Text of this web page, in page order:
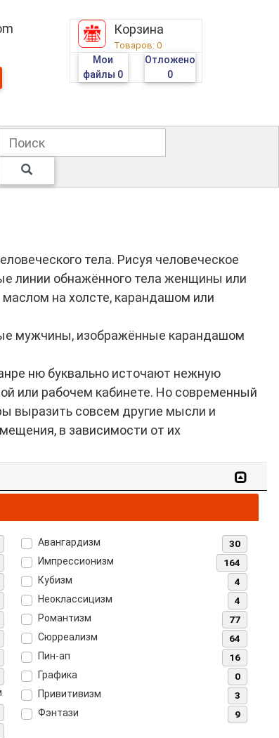
Корзина
Товаров:0
Мои
файлы 0
Отложено
0
тела. Рисуя человеческое
линии обнажённого тела женщины или
на холсте, карандашом или
мужчины, изображённые карандашом
ню буквально источают нежную
или рабочем кабинете. Но современный
выразить совсем другие мысли и
в зависимости от их
30
Авангардизм
164
Импрессионизм
4
Кубизм
4
Неоклассицизм
77
Романтизм
64
Сюрреализм
16
Пин-ап
0
Графика
3
Привитивизм
9
Фэнтази